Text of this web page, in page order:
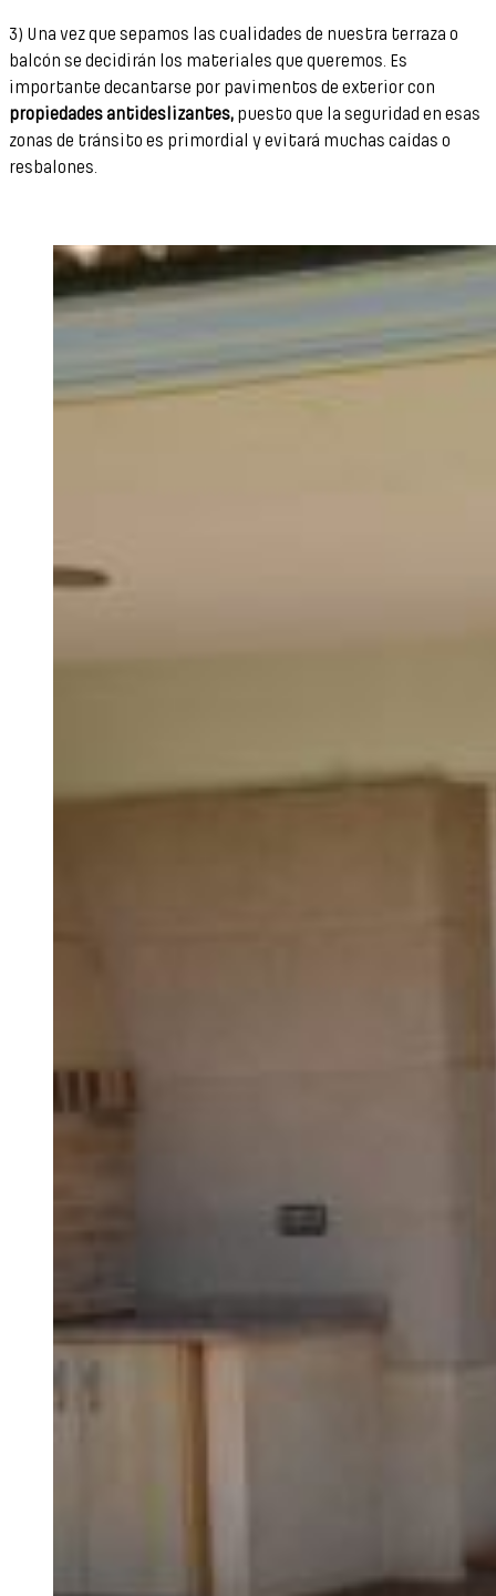
3) Una vez que sepamos las cualidades de nuestra terraza o
balcón se decidirán los materiales que queremos. Es
importante decantarse por pavimentos de exterior con
propiedades antideslizantes, puesto que la seguridad en esas
zonas de tránsito es primordial y evitará muchas caídas o
resbalones.